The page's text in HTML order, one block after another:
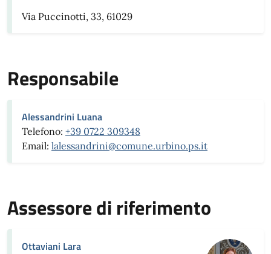
Via Puccinotti, 33, 61029
Responsabile
Alessandrini Luana
Telefono: +39 0722 309348
Email: lalessandrini@comune.urbino.ps.it
Assessore di riferimento
Ottaviani Lara